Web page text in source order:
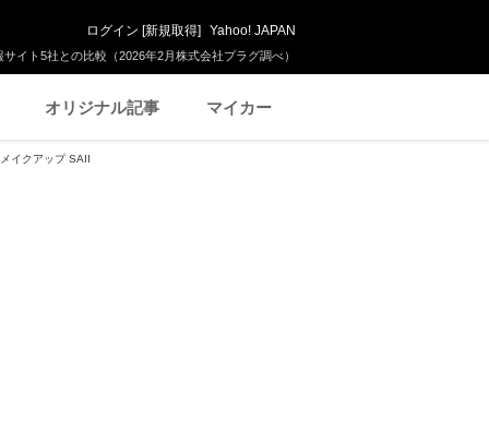
イト5社との比較（2026年2月株式会社プラグ調べ）
ログイン [新規取得] Yahoo! JAPAN
オリジナル記事 マイカー
イクアップ SAII